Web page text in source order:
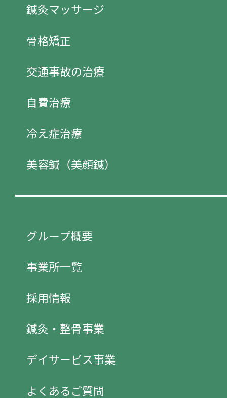
鍼灸マッサージ
骨格矯正
交通事故の治療
自費治療
冷え症治療
美容鍼（美顔鍼）
グループ概要
事業所一覧
採用情報
鍼灸・整骨事業
デイサービス事業
よくあるご質問